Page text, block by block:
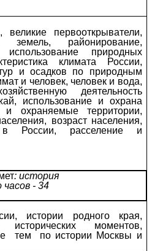
первооткрыватели,
земель, районирование,
природных
климата России,
и осадков по природным
и человек, человек и вода,
деятельность
использование и охрана
охраняемые территории,
возраст населения,
в России, расселение и
: история
часов - 34
истории родного края,
моментов,
тем по истории Москвы и